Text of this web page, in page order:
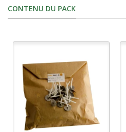
CONTENU DU PACK